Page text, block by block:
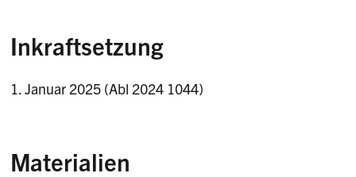
Inkraftsetzung
1. Januar 2025 (Abl 2024 1044)
Materialien